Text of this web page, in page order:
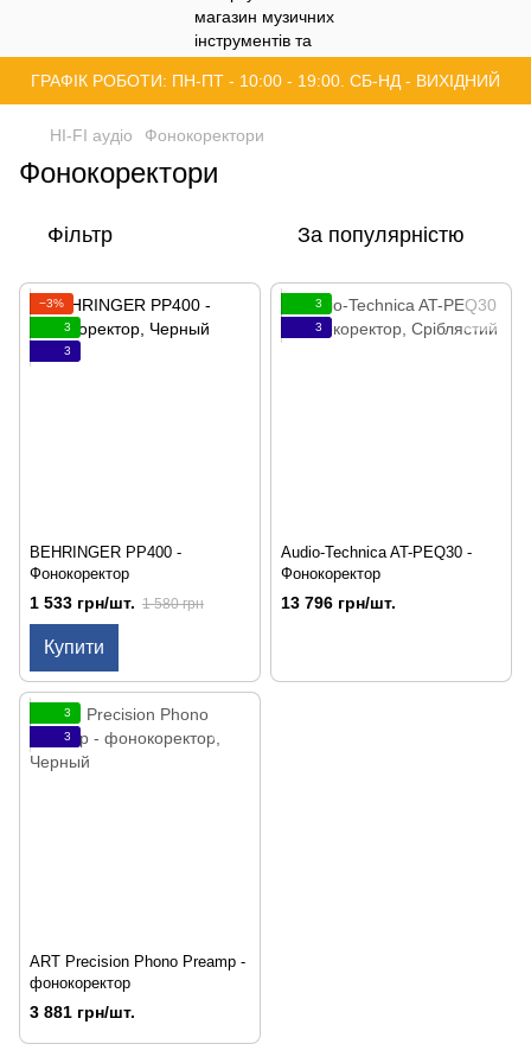
ГРАФІК РОБОТИ: ПН-ПТ - 10:00 - 19:00. СБ-НД - ВИХІДНИЙ
HI-FI аудіо Фонокоректори
Фонокоректори
Фільтр За популярністю
−3%
3
3
BEHRINGER PP400 -
Фонокоректор
1 533 грн/шт. 1 580 грн
Купити
3
3
Audio-Technica AT-PEQ30 -
Фонокоректор
13 796 грн/шт.
3
3
ART Precision Phono Preamp -
фонокоректор
3 881 грн/шт.